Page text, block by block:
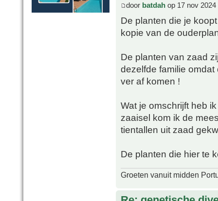
door batdah op 17 nov 2024
De planten die je
kopie van de
De planten van zaad
dezelfde familie
ver af komen !
Wat je omschrijft heb
zaaisel kom ik de
tientallen uit zaad
De planten die hier te
Groeten vanuit midden